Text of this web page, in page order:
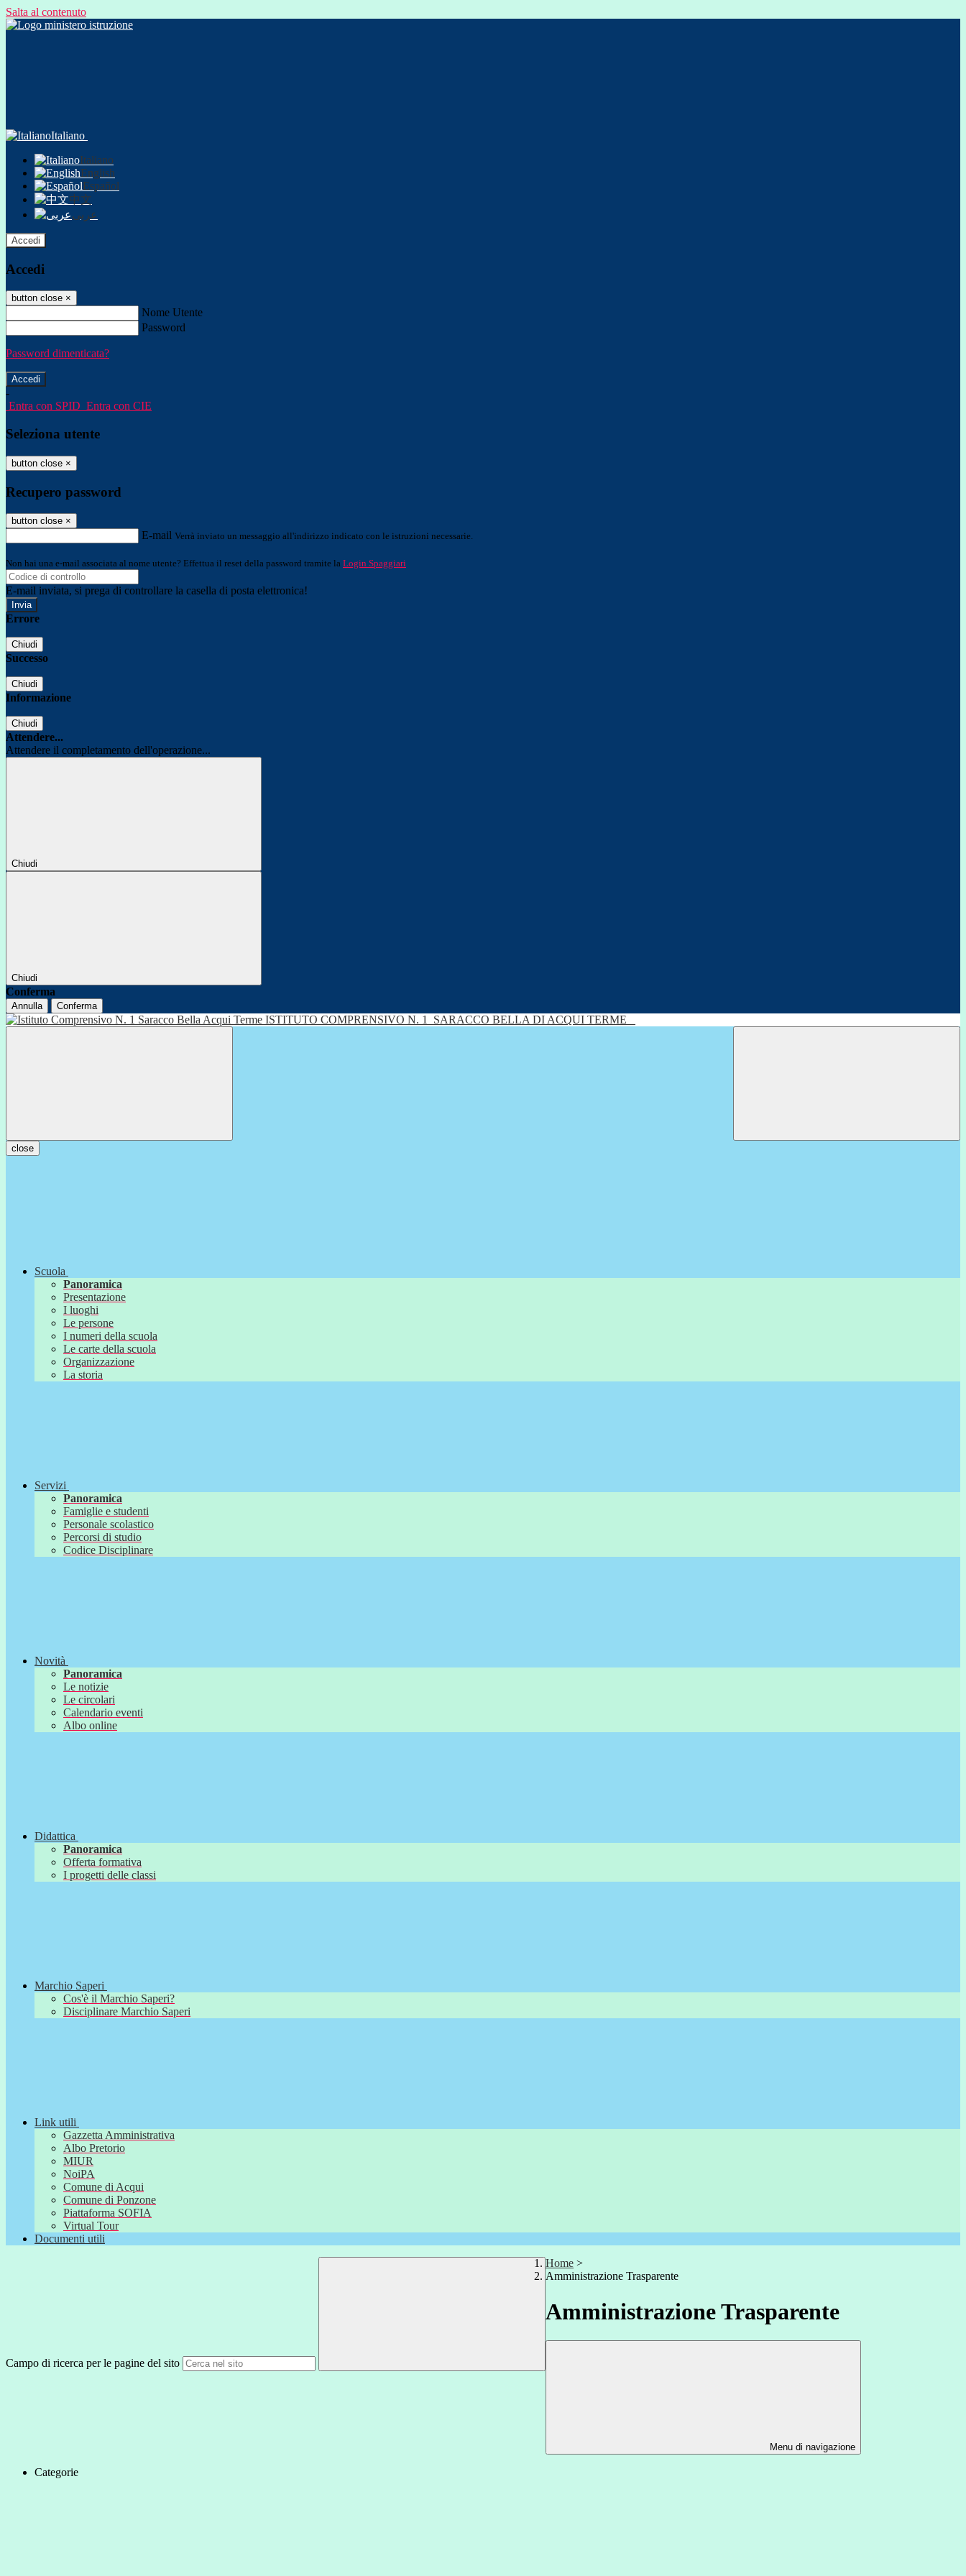
Salta al contenuto
Italiano
Italiano
English
Español
中文
عربى
Accedi
Accedi
button close ×
Nome Utente
Password
Password dimenticata?
-
Entra con SPID Entra con CIE
Seleziona utente
button close ×
Recupero password
button close ×
E-mail Verrà inviato un messaggio all'indirizzo indicato con le istruzioni necessarie.
Non hai una e-mail associata al nome utente? Effettua il reset della password tramite la Login Spaggiari
E-mail inviata, si prega di controllare la casella di posta elettronica!
Errore
Chiudi
Successo
Chiudi
Informazione
Chiudi
Attendere...
Attendere il completamento dell'operazione...
Chiudi
Chiudi
Conferma
Annulla Conferma
ISTITUTO COMPRENSIVO N. 1 SARACCO BELLA DI ACQUI TERME
close
Scuola
Panoramica
Presentazione
I luoghi
Le persone
I numeri della scuola
Le carte della scuola
Organizzazione
La storia
Servizi
Panoramica
Famiglie e studenti
Personale scolastico
Percorsi di studio
Codice Disciplinare
Novità
Panoramica
Le notizie
Le circolari
Calendario eventi
Albo online
Didattica
Panoramica
Offerta formativa
I progetti delle classi
Marchio Saperi
Cos'è il Marchio Saperi?
Disciplinare Marchio Saperi
Link utili
Gazzetta Amministrativa
Albo Pretorio
MIUR
NoiPA
Comune di Acqui
Comune di Ponzone
Piattaforma SOFIA
Virtual Tour
Documenti utili
Campo di ricerca per le pagine del sito
Home >
Amministrazione Trasparente
Amministrazione Trasparente
Menu di navigazione
Categorie